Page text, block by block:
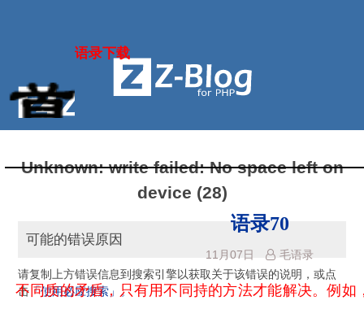
语录下载
语录70
11月07日 毛语录
不同质的矛盾，只有用不同持的方法才能解决。例如
Unknown: write failed: No space left on
device (28)
可能的错误原因
请复制上方错误信息到搜索引擎以获取关于该错误的说明，或点
击 「使用必应搜索」。